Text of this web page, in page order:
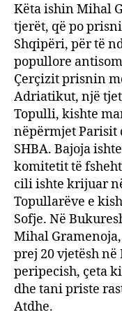
Këta ishin Mihal
tjerët, që po
Shqipëri, për të
popullore
Çerçizit prisnin
Adriatikut, një
Topulli, kishte
nëpërmjet Parisit
SHBA. Bajoja
komitetit të
cili ishte krijuar
Topullarëve e
Sofje. Në
Mihal
prej 20 vjetësh në
peripecish, çeta
dhe tani priste
Atdhe.